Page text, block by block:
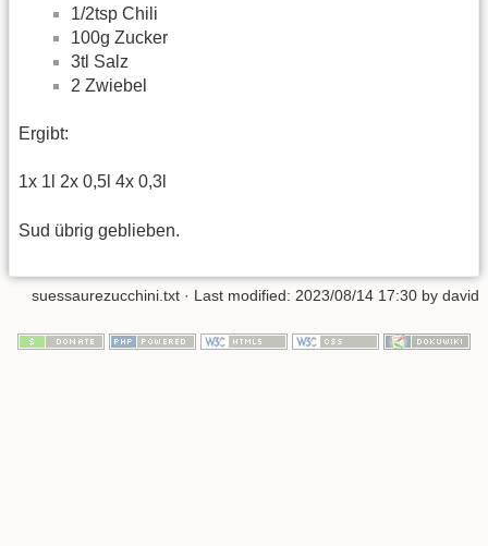
1/2tsp Chili
100g Zucker
3tl Salz
2 Zwiebel
Ergibt:
1x 1l 2x 0,5l 4x 0,3l
Sud übrig geblieben.
suessaurezucchini.txt · Last modified: 2023/08/14 17:30 by david